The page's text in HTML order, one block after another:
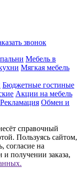
звонок
Мебель в
Мягкая мебель
Бюджетные гостиные
Акции на мебель
Рекламация Обмен и
справочный
Пользуясь сайтом,
согласие на
получении заказа,